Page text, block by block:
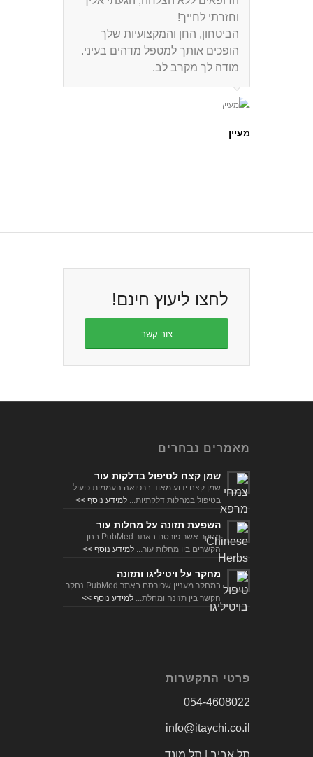
שהחזרת לנו לפנים ובעיקר תודה על
טיפול מסור ואוהב שנתת לי ולילדים.
גילי והילדים אורי וסיון
צור קשר
שמן קצח ידוע מאוד ברפואה העממית כיעיל
השפעת תזונה על מחלות עור
מחקר אשר פורסם באתר PubMed בחן
מחקר על ויטיליגו ותזונה
במחקר מעניין שפורסם באתר PubMed נחקר
הקשר בין תזונה ומחלת...
info@itaychi.co.il